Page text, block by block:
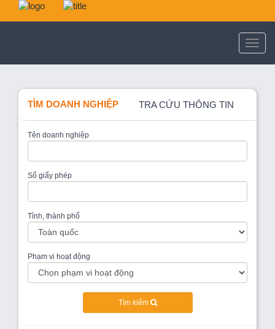
TÌM DOANH NGHIỆP TRA CỨU THÔNG TIN
Tên doanh nghiệp
Số giấy phép
Tỉnh, thành phố
Phạm vi hoạt động
Tìm kiếm